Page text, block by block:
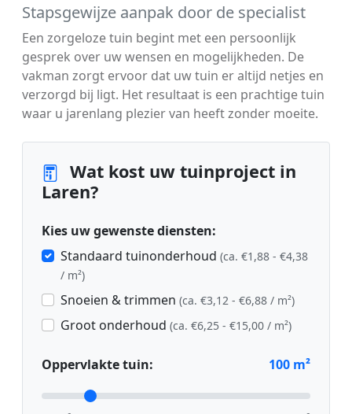
Stapsgewijze aanpak door de specialist
Een zorgeloze tuin begint met een persoonlijk
gesprek over uw wensen en mogelijkheden. De
vakman zorgt ervoor dat uw tuin er altijd netjes en
verzorgd bij ligt. Het resultaat is een prachtige tuin
waar u jarenlang plezier van heeft zonder moeite.
Wat kost uw tuinproject in
Laren?
Kies uw gewenste diensten:
Standaard tuinonderhoud (ca. €1,88 - €4,38
/ m²)
Snoeien & trimmen (ca. €3,12 - €6,88 / m²)
Groot onderhoud (ca. €6,25 - €15,00 / m²)
Oppervlakte tuin: 100 m²